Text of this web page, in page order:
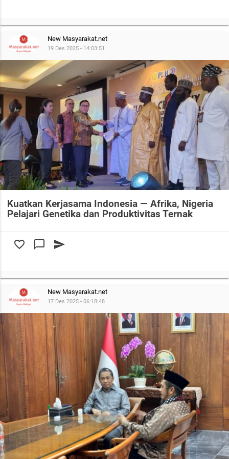
New Masyarakat.net
19 Des 2025 - 14:03:51
Kuatkan Kerjasama Indonesia — Afrika, Nigeria
Pelajari Genetika dan Produktivitas Ternak
favorite_border chat_bubble_outline send
New Masyarakat.net
17 Des 2025 - 06:18:48